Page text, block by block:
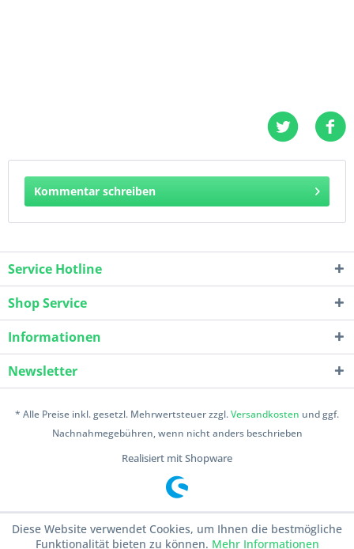
Kommentar schreiben
Service Hotline
Shop Service
Informationen
Newsletter
* Alle Preise inkl. gesetzl. Mehrwertsteuer zzgl.Versandkosten und ggf.
Nachnahmegebühren, wenn nicht anders beschrieben
Realisiert mit Shopware
Diese Website verwendet Cookies, um Ihnen die bestmögliche
Funktionalität bieten zu können. Mehr Informationen